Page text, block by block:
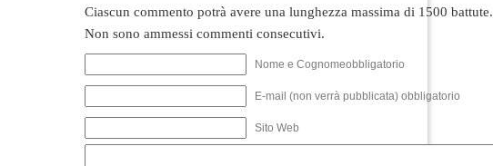
Ciascun commento potrà avere una lunghezza massima di 1500 battute.
Non sono ammessi commenti consecutivi.
Nome e Cognomeobbligatorio
E-mail (non verrà pubblicata) obbligatorio
Sito Web